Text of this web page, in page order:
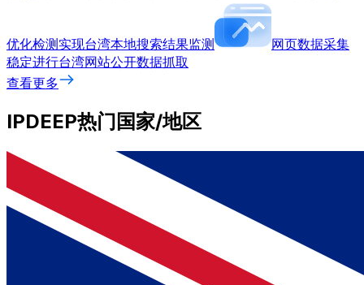
优化检测 实现台湾本地搜索结果监测
网页数据采集
稳定进行台湾网站公开数据抓取
查看更多
IPDEEP热门国家/地区